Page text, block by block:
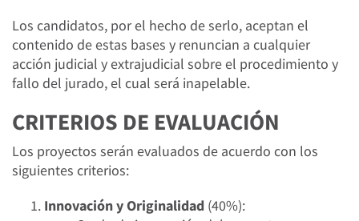
Los candidatos, por el hecho de serlo, aceptan el
contenido de estas bases y renuncian a cualquier
acción judicial y extrajudicial sobre el procedimiento y
fallo del jurado, el cual será inapelable.
CRITERIOS DE EVALUACIÓN
Los proyectos serán evaluados de acuerdo con los
siguientes criterios:
Innovación y Originalidad (40%):